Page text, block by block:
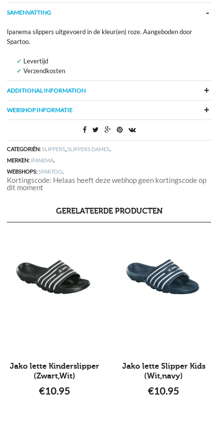
SAMENVATTING
Ipanema slippers uitgevoerd in de kleur(en) roze. Aangeboden door
Spartoo.
Levertijd
Verzendkosten
ADDITIONAL INFORMATION
WEBSHOP INFORMATIE
CATEGORIËN:SLIPPERS,SLIPPERS DAMES.
MERKEN: IPANEMA.
WEBSHOPS:SPARTOO.
Kortingscode: Helaas heeft deze webhop geen kortingscode op
dit moment
GERELATEERDE PRODUCTEN
Jako lette Kinderslipper
(Zwart,Wit)
€10.95
Jako lette Slipper Kids
(Wit,navy)
€10.95